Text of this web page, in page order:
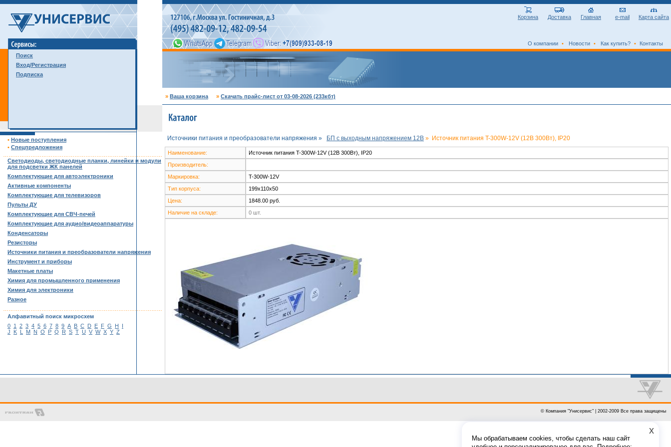
x
Мы обрабатываем cookies, чтобы сделать наш сайт
Поиск
Вход/Регистрация
Подписка
Корзина Доставка Главная e-mail Карта сайта
О компании • Новости • Как купить? • Контакты
» Ваша корзина » Скачать прайс-лист от 03-08-2026 (233кбт)
• Новые поступления
• Спецпредложения
Светодиоды, светодиодные планки, линейки и модули
для подсветки ЖК панелей
Комплектующие для автоэлектроники
Активные компоненты
Комплектующие для телевизоров
Пульты ДУ
Комплектующие для СВЧ-печей
Комплектующие для аудио/видеоаппаратуры
Конденсаторы
Резисторы
Источники питания и преобразователи напряжения
Инструмент и приборы
Макетные платы
Химия для промышленного применения
Химия для электроники
Разное
Алфавитный поиск микросхем
0 1 2 3 4 5 6 7 8 9 A B C D E F G H
I
J
K L M N O P Q R S T U V W X Y Z
Источники питания и преобразователи напряжения » БП c выходным напряжением 12В » Источник питания T-300W-12V (12В 300Вт), IP20
Наименование:
Источник питания T-300W-12V (12В 300Вт), IP20
Производитель:
Маркировка:
T-300W-12V
Тип корпуса:
199x110x50
Цена:
1848.00 руб.
Наличие на складе:
0 шт.
© Компания "Унисервис" | 2002-2009 Все права защищены